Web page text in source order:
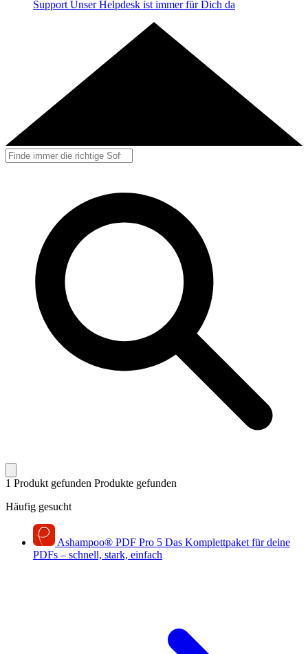
Support Unser Helpdesk ist immer für Dich da
1 Produkt gefunden Produkte gefunden
Häufig gesucht
Ashampoo® PDF Pro 5 Das Komplettpaket für deine
PDFs – schnell, stark, einfach